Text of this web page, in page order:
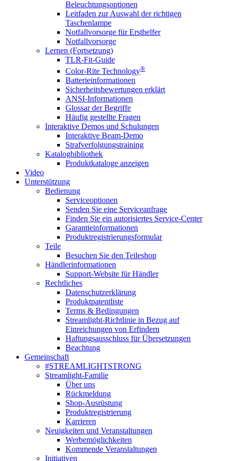
Beleuchtungsoptionen
Leitfaden zur Auswahl der richtigen
Taschenlampe
Notfallvorsorge für Ersthelfer
Notfallvorsorge
Lernen (Fortsetzung)
TLR-Fit-Guide
Color-Rite Technology®
Batterieinformationen
Sicherheitsbewertungen erklärt
ANSI-Informationen
Glossar der Begriffe
Häufig gestellte Fragen
Interaktive Demos und Schulungen
Interaktive Beam-Demo
Strafverfolgungstraining
Katalogbibliothek
Produktkataloge anzeigen
Video
Unterstützung
Bedienung
Serviceoptionen
Senden Sie eine Serviceanfrage
Finden Sie ein autorisiertes Service-Center
Garantieinformationen
Produktregistrierungsformular
Teile
Besuchen Sie den Teileshop
Händlerinformationen
Support-Website für Händler
Rechtliches
Datenschutzerklärung
Produktpatentliste
Terms & Bedingungen
Streamlight-Richtlinie in Bezug auf
Einreichungen von Erfindern
Haftungsausschluss für Übersetzungen
Beachtung
Gemeinschaft
#STREAMLIGHTSTRONG
Streamlight-Familie
Über uns
Rückmeldung
Shop-Ausrüstung
Produktregistrierung
Karrieren
Neuigkeiten und Veranstaltungen
Werbemöglichkeiten
Kommende Veranstaltungen
Initiativen